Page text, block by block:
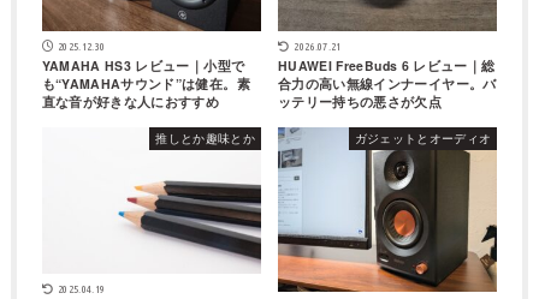
2025.12.30
YAMAHA HS3 レビュー｜小型で
も“YAMAHAサウンド”は健在。素
直な音が好きな人におすすめ
2026.07.21
HUAWEI FreeBuds 6 レビュー｜総
合力の高い無線インナーイヤー。バ
ッテリー持ちの悪さが欠点
推しとか趣味とか
2025.04.19
ガジェットとオーディオ